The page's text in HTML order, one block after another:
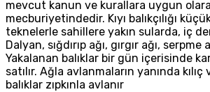
mevcut kanun ve kurallara uygun
mecburiyetindedir. Kıyı balıkçılığı
teknelerle sahillere yakın sularda, iç
Dalyan, sığdırıp ağı, gırgır ağı, serpme
Yakalanan balıklar bir gün içerisinde
satılır. Ağla avlanmaların yanında
balıklar zıpkınla avlanır